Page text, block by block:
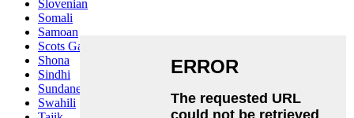
Slovenian
Somali
Samoan
Scots Gaelic
Shona
Sindhi
Sundanese
Swahili